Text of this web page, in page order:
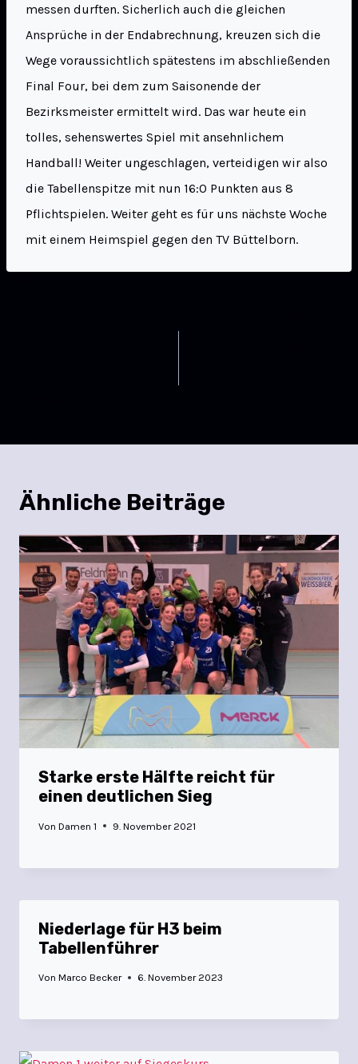
messen durften. Sicherlich auch die gleichen
Ansprüche in der Endabrechnung, kreuzen sich die
Wege voraussichtlich spätestens im abschließenden
Final Four, bei dem zum Saisonende der
Bezirksmeister ermittelt wird. Das war heute ein
tolles, sehenswertes Spiel mit ansehnlichem
Handball! Weiter ungeschlagen, verteidigen wir also
die Tabellenspitze mit nun 16:0 Punkten aus 8
Pflichtspielen. Weiter geht es für uns nächste Woche
mit einem Heimspiel gegen den TV Büttelborn.
Ähnliche Beiträge
Starke erste Hälfte reicht für
einen deutlichen Sieg
Von Damen 1 9. November 2021
Niederlage für H3 beim
Tabellenführer
Von Marco Becker 6. November 2023